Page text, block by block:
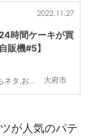
大府市
2022.11.27
時間ケーキが買
販機#5】
スイーツ,テイクアウト,まちネタ,おもしろ自販機,夫婦,友人,自動販売機
が人気のパテ